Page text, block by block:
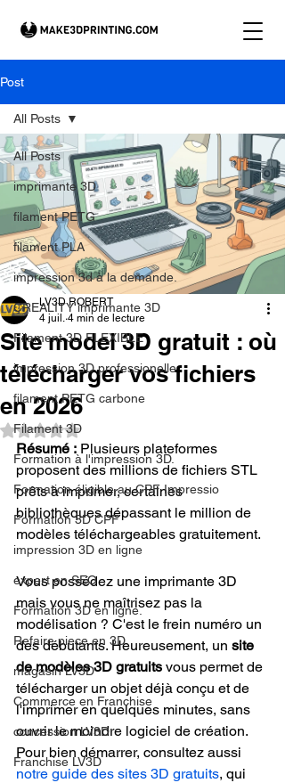
Post
All Posts
imprimante 3D
filament PETG
filament PLA
impression 3d à la demande.
CREALITY imprimante 3D
Filament 3D FLEXIBLE
impression 3D professionelle
filament PETG carbone
Filament 3D
Formation à l'impression 3D.
Formation éligible au CPF Impressio
Formation 3D CPF
impression 3D en ligne
expert en SEO
Formation 3D en ligne.
Refaire piece en 3D
magasin LV3D
Commerce en Franchise
concession LV3D
Franchise LV3D
All Posts
Site model 3D gratuit : où
télécharger vos fichiers
en 2026
LV3D ROBERT
4 juil. 4 min de lecture
Noté NaN étoiles sur 5.
Résumé : Plusieurs plateformes
proposent des millions de fichiers STL
prêts à imprimer, certaines
bibliothèques dépassant le million de
modèles téléchargeables gratuitement.
Vous possédez une imprimante 3D
mais vous ne maîtrisez pas la
modélisation ? C'est le frein numéro un
des débutants. Heureusement, un site
de modèles 3D gratuits vous permet de
télécharger un objet déjà conçu et de
l'imprimer en quelques minutes, sans
ouvrir le moindre logiciel de création.
Pour bien démarrer, consultez aussi
notre guide des sites 3D gratuits, qui